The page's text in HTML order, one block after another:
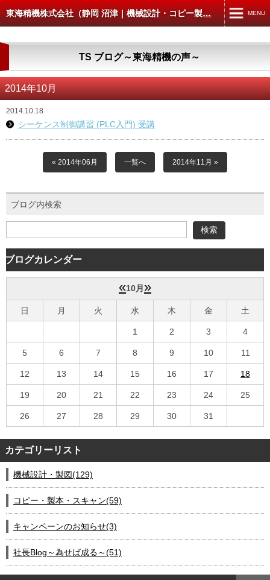
東海精機株式会社（静岡 沼津｜機械設計・コピー製本スキャン） MENU
機械設計・製図
コピー・製本・スキャン
CAD入出力
4D-WORKS
会社案内
TS ブログ～東海精機の声～
2014年10月
2014.10.18
シーケンス制御講習 (PLC入門) 受講
« 2014年06月 一覧へ 2014年11月 »
ブログ内検索
ブログカレンダー
«10月 »
日 月 火 水 木 金 土
1 2 3 4
5 6 7 8 9 10 11
12 13 14 15 16 17 18
19 20 21 22 23 24 25
26 27 28 29 30 31
カテゴリーリスト
機械設計・製図(129)
コピー・製本・スキャン(59)
キャンペーンのお知らせ(3)
社長Blog～為せば成る～(51)